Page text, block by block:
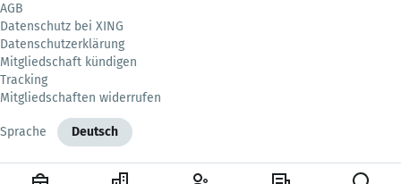
AGB
Datenschutz bei XING
Datenschutzerklärung
Mitgliedschaft kündigen
Tracking
Mitgliedschaften widerrufen
Sprache Deutsch